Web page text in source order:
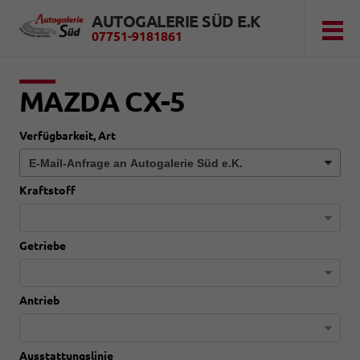
AUTOGALERIE SÜD E.K
07751-9181861
MAZDA CX-5
Verfügbarkeit, Art
Kraftstoff
Getriebe
Antrieb
Ausstattungslinie